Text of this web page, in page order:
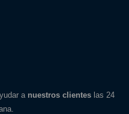
a nuestros clienteslas 24